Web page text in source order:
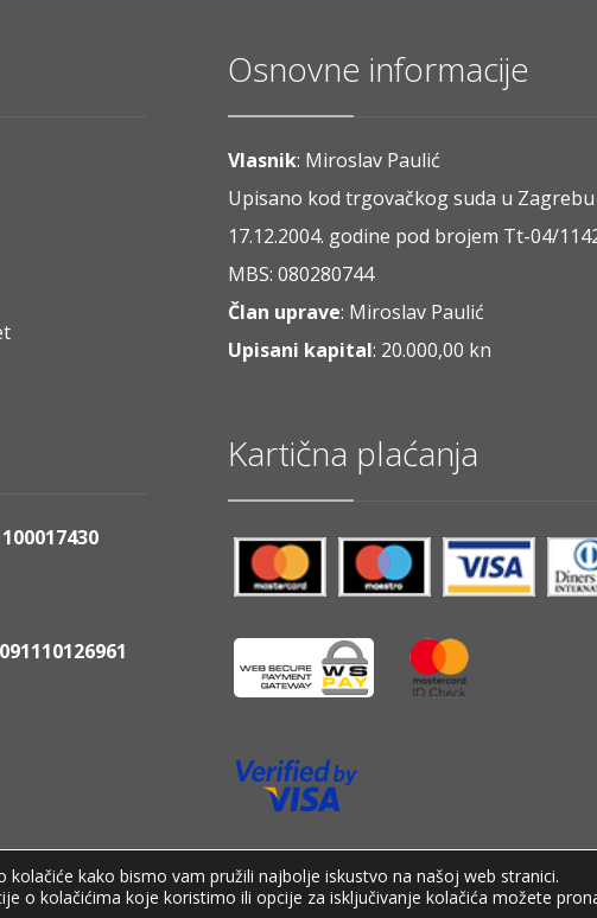
Osnovne informacije
Vlasnik: Miroslav Paulić
Upisano kod trgovačkog suda u Zagrebu
17.12.2004. godine pod brojem Tt-04/
MBS: 080280744
Član uprave: Miroslav Paulić
Upisani kapital: 20.000,00 kn
Kartična plaćanja
Pravila privatnosti Uvjeti poslovanja Raskid ugovora
kolačiće kako bismo vam pružili najbolje iskustvo na našoj web stranici.
o kolačićima koje koristimo ili opcije za isključivanje kolačića možete